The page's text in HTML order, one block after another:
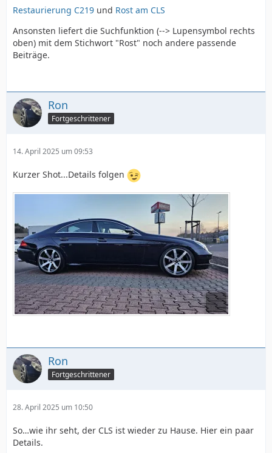
Restaurierung C219 und Rost am CLS
Ansonsten liefert die Suchfunktion (--> Lupensymbol rechts
oben) mit dem Stichwort "Rost" noch andere passende
Beiträge.
Ron
Fortgeschrittener
14. April 2025 um 09:53
Kurzer Shot...Details folgen
Ron
Fortgeschrittener
28. April 2025 um 10:50
So…wie ihr seht, der CLS ist wieder zu Hause. Hier ein paar
Details.